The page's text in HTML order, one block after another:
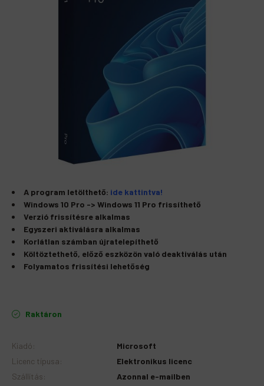
A program letölthető: ide kattintva!
Windows 10 Pro -> Windows 11 Pro frissíthető
Verzió frissítésre alkalmas
Egyszeri aktiválásra alkalmas
Korlátlan számban újratelepíthető
Költöztethető, előző eszközön való deaktiválás után
Folyamatos frissítési lehetőség
Raktáron
Kiadó:
Microsoft
Licenc típusa:
Elektronikus licenc
Szállítás:
Azonnal e-mailben